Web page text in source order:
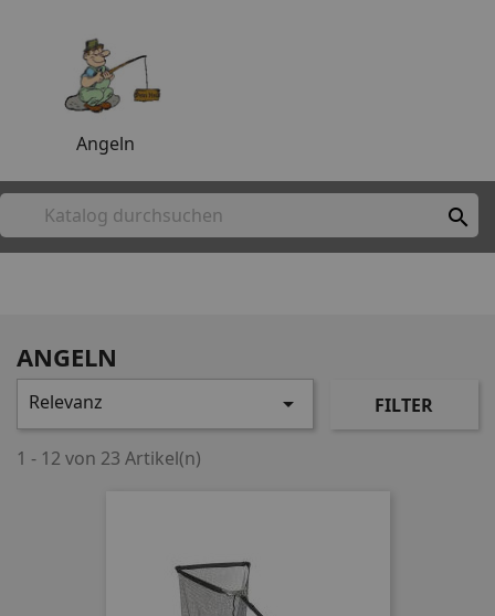
Angeln

ANGELN
Relevanz  FILTER
1 - 12 von 23 Artikel(n)